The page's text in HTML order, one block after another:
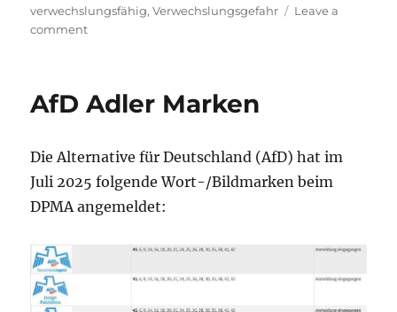
on
verwechslungsfähig,Verwechslungsgefahr
Leave a
commenton
AfD Adler Marken
Die Alternative für Deutschland (AfD) hat im
Juli 2025 folgende Wort-/Bildmarken beim
DPMA angemeldet: